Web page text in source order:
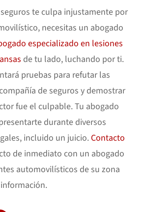
te culpa injustamente por
necesitas un abogado
especializado en lesiones
de tu lado, luchando por ti.
pruebas para refutar las
de seguros y demostrar
fue el culpable. Tu abogado
durante diversos
incluido un juicio. Contacto
de inmediato con un abogado
automovilísticos de su zona